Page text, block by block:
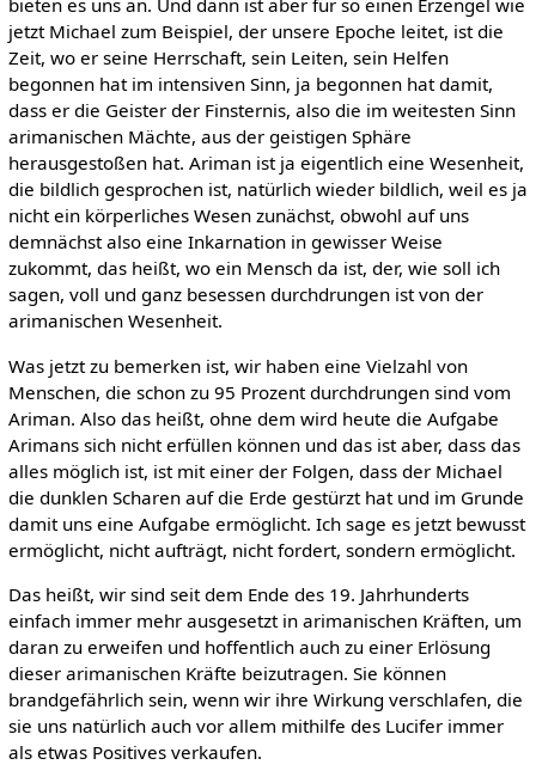
bieten es uns an. Und dann ist aber für so einen Erzengel wie
jetzt Michael zum Beispiel, der unsere Epoche leitet, ist die
Zeit, wo er seine Herrschaft, sein Leiten, sein Helfen
begonnen hat im intensiven Sinn, ja begonnen hat damit,
dass er die Geister der Finsternis, also die im weitesten Sinn
arimanischen Mächte, aus der geistigen Sphäre
herausgestoßen hat. Ariman ist ja eigentlich eine Wesenheit,
die bildlich gesprochen ist, natürlich wieder bildlich, weil es ja
nicht ein körperliches Wesen zunächst, obwohl auf uns
demnächst also eine Inkarnation in gewisser Weise
zukommt, das heißt, wo ein Mensch da ist, der, wie soll ich
sagen, voll und ganz besessen durchdrungen ist von der
arimanischen Wesenheit.
Was jetzt zu bemerken ist, wir haben eine Vielzahl von
Menschen, die schon zu 95 Prozent durchdrungen sind vom
Ariman. Also das heißt, ohne dem wird heute die Aufgabe
Arimans sich nicht erfüllen können und das ist aber, dass das
alles möglich ist, ist mit einer der Folgen, dass der Michael
die dunklen Scharen auf die Erde gestürzt hat und im Grunde
damit uns eine Aufgabe ermöglicht. Ich sage es jetzt bewusst
ermöglicht, nicht aufträgt, nicht fordert, sondern ermöglicht.
Das heißt, wir sind seit dem Ende des 19. Jahrhunderts
einfach immer mehr ausgesetzt in arimanischen Kräften, um
daran zu erweifen und hoffentlich auch zu einer Erlösung
dieser arimanischen Kräfte beizutragen. Sie können
brandgefährlich sein, wenn wir ihre Wirkung verschlafen, die
sie uns natürlich auch vor allem mithilfe des Lucifer immer
als etwas Positives verkaufen.